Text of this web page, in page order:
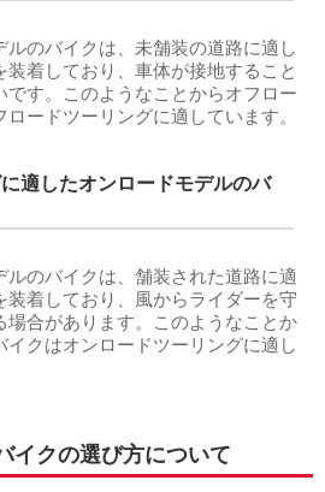
のバイクは、未舗装の道路に適し
着しており、車体が接地すること
です。このようなことからオフロー
ードツーリングに適しています。
適したオンロードモデルのバ
のバイクは、舗装された道路に適
装着しており、風からライダーを守
場合があります。このようなことか
イクはオンロードツーリングに適し
イクの選び方について